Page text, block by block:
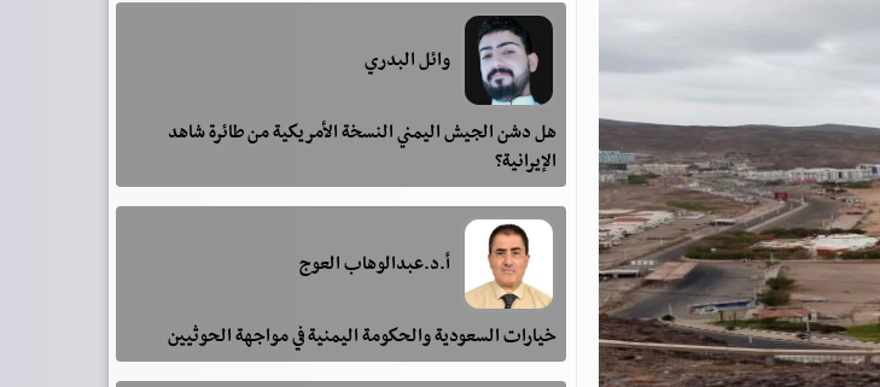
وائل البدري
هل دشن الجيش اليمني النسخة الأمريكية من طائرة شاهد
الإيرانية؟
أ.د.عبدالوهاب العوج
خيارات السعودية والحكومة اليمنية في مواجهة الحوثيين